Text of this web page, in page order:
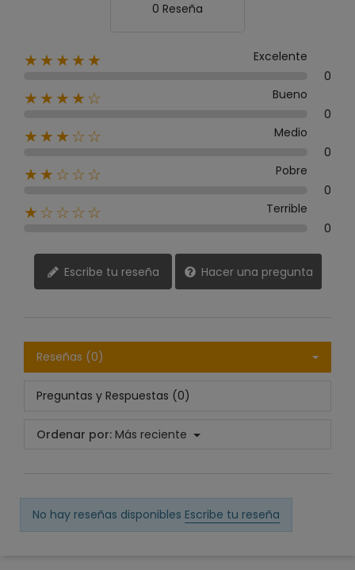
0 Reseña
★★★★★
Excelente
0
★★★★☆
Bueno
0
★★★☆☆
Medio
0
★★☆☆☆
Pobre
0
★☆☆☆☆
Terrible
0
Escribe tu reseña Hacer una pregunta
Reseñas (0)
Preguntas y Respuestas (0)
Ordenar por: Más reciente
No hay reseñas disponibles Escribe tu reseña